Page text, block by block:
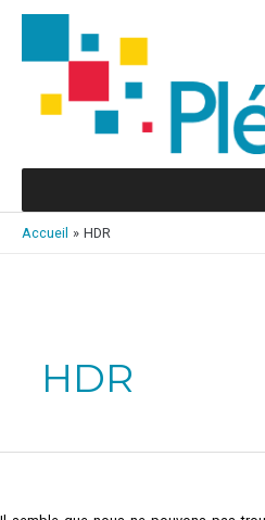
Aller
contenu
Accueil HDR
HDR